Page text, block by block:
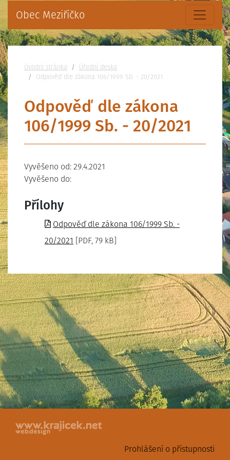
Obec Meziříčko
Nacházíte se:
Úvodní stránka
Úřední deska
Odpověď dle zákona 106/1999 Sb. - 20/2021
Odpověď dle zákona
106/1999 Sb. - 20/2021
Vyvěšeno od: 29.4.2021
Vyvěšeno do:
Přílohy
Odpověď dle zákona 106/1999 Sb. -
20/2021 [PDF, 79 kB]
Prohlášení o přístupnosti